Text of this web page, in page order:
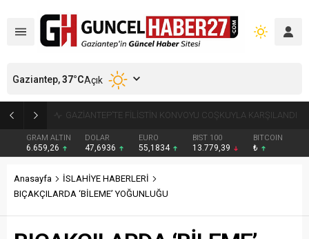
GAZİANTEP’TE FİLİSTİN KONVOYU COŞKUYLA KARŞILANDI
GRAM ALTIN
6.659,26
DOLAR
47,6936
EURO
55,1834
BIST 100
13.779,39
BITCOIN
₺
Gaziantep,37°CAçık
Anasayfa
İSLAHİYE HABERLERİ
BIÇAKÇILARDA ‘BİLEME’ YOĞUNLUĞU